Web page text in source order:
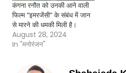
कंगना रनौत को उनकी आने वाली
फिल्म “इमरजेंसी” के संबंध में जान
से मारने की धमकी मिली है।
August 28, 2024
In "मनोरंजन"